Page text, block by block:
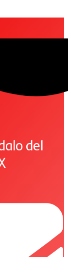
del